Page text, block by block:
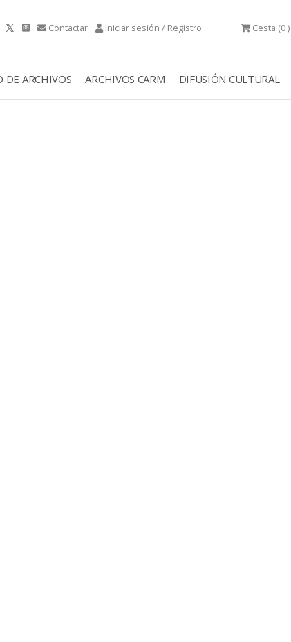
Contactar Iniciar sesión / Registro Cesta (0 )
DE ARCHIVOS ARCHIVOS CARM DIFUSIÓN CULTURAL